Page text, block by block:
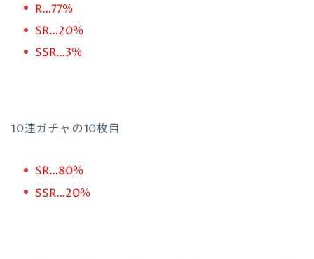
R…77％
SR…20％
SSR…3％
10連ガチャの10枚目
SR…80％
SSR…20％